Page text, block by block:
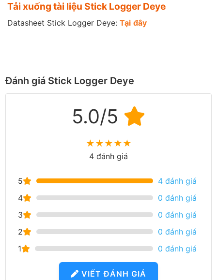
Tải xuống tài liệu Stick Logger Deye
Datasheet Stick Logger Deye: Tại đây
Đánh giá Stick Logger Deye
5.0/5
★★★★★
4 đánh giá
5
4 đánh giá
4
0 đánh giá
3
0 đánh giá
2
0 đánh giá
1
0 đánh giá
VIẾT ĐÁNH GIÁ